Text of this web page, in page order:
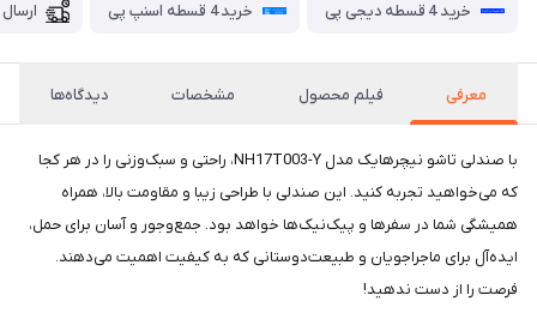
خرید 4 قسطه دیجی پی خرید 4 قسطه اسنپ پی
معرفی فیلم محصول مشخصات دیدگاه‌ها
با صندلی تاشو نیچرهایک مدل NH17T003-Y، راحتی و سبک‌وزنی را در هر کجا
که می‌خواهید تجربه کنید. این صندلی با طراحی زیبا و مقاومت بالا، همراه
همیشگی شما در سفرها و پیک‌نیک‌ها خواهد بود. جمع‌وجور و آسان برای حمل،
ایده‌آل برای ماجراجویان و طبیعت‌دوستانی که به کیفیت اهمیت می‌دهند.
فرصت را از دست ندهید!